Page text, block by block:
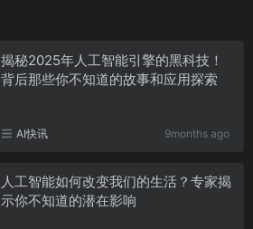
揭秘2025年人工智能引擎的黑科技！
背后那些你不知道的故事和应用探索
AI快讯 9months ago
人工智能如何改变我们的生活？专家揭
示你不知道的潜在影响